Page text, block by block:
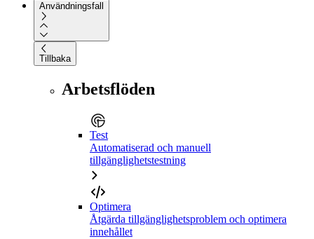
Användningsfall
Tillbaka
Arbetsflöden
Test
Automatiserad och manuell
tillgänglighetstestning
Optimera
Åtgärda tillgänglighetsproblem och optimera
innehållet